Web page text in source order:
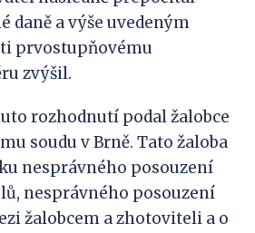
daně a výše uvedeným
prvostupňovému
zvýšil.
rozhodnutí podal žalobce
soudu v Brně. Tato žaloba
nesprávného posouzení
nesprávného posouzení
žalobcem a zhotoviteli a o